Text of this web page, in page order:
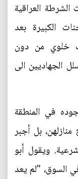
العراقية
الكبيرة بعد
خلوي من دون
الجهاديين الى
في المنطقة
بل أجبر
ويقول أبو
في السوق، "لم يعد